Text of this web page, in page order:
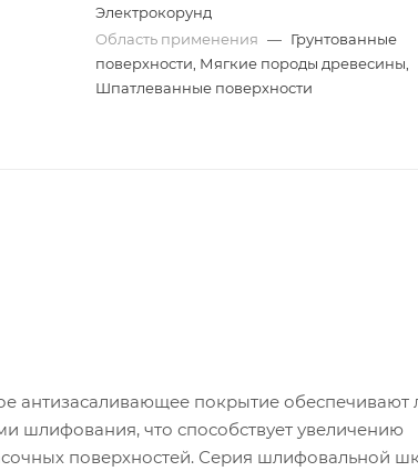
Электрокорунд
Область применения — Грунтованные
поверхности, Мягкие породы древесины,
Шпатлеванные поверхности
антизасаливающее покрытие обеспечивают
шлифования, что способствует увеличению
поверхностей. Серия шлифовальной